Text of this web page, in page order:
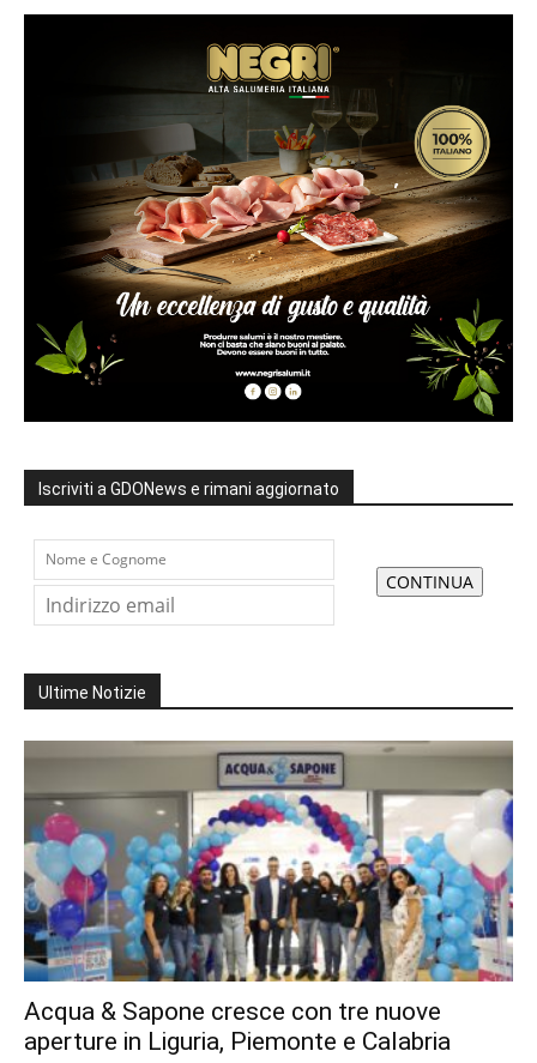
Iscriviti a GDONews e rimani aggiornato
Ultime Notizie
Acqua & Sapone cresce con tre nuove
aperture in Liguria, Piemonte e Calabria